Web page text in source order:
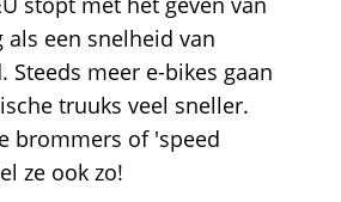
een snelheid van
Steeds meer e-bikes gaan
truuks veel sneller.
brommers of 'speed
ze ook zo!